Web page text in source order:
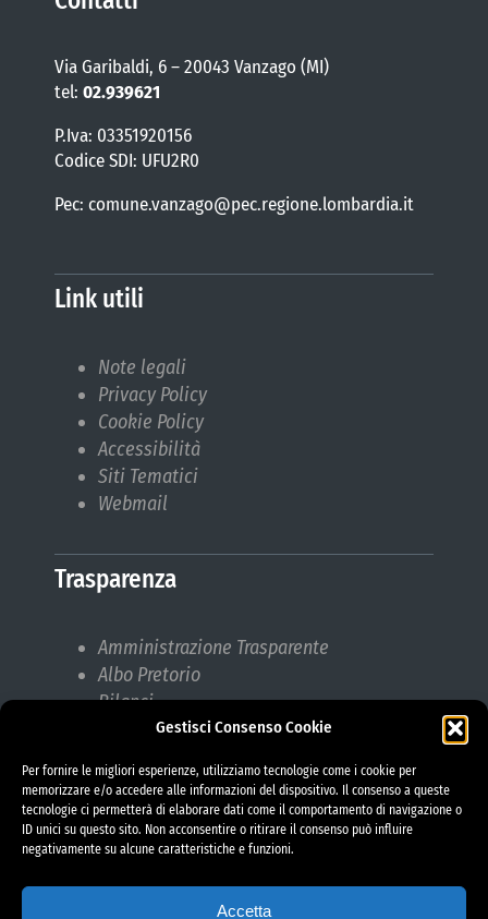
Gestisci Consenso Cookie
Per fornire le migliori esperienze, utilizziamo tecnologie come i cookie per
memorizzare e/o accedere alle informazioni del dispositivo. Il consenso a queste
tecnologie ci permetterà di elaborare dati come il comportamento di navigazione o
ID unici su questo sito. Non acconsentire o ritirare il consenso può influire
negativamente su alcune caratteristiche e funzioni.
Accetta
Via Garibaldi, 6 – 20043 Vanzago (MI)
tel: 02.939621
P.Iva: 03351920156
Codice SDI: UFU2R0
Pec: comune.vanzago@pec.regione.lombardia.it
Link utili
Note legali
Privacy Policy
Cookie Policy
Accessibilità
Siti Tematici
Webmail
Trasparenza
Amministrazione Trasparente
Albo Pretorio
Bilanci
Bandi di gara
Responsabile protezione dati (RPD)